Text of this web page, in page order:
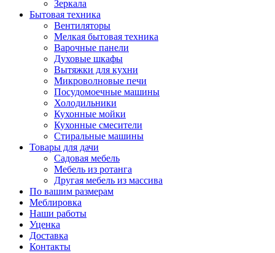
Зеркала
Бытовая техника
Вентиляторы
Мелкая бытовая техника
Варочные панели
Духовые шкафы
Вытяжки для кухни
Микроволновые печи
Посудомоечные машины
Холодильники
Кухонные мойки
Кухонные смесители
Стиральные машины
Товары для дачи
Садовая мебель
Мебель из ротанга
Другая мебель из массива
По вашим размерам
Меблировка
Наши работы
Уценка
Доставка
Контакты